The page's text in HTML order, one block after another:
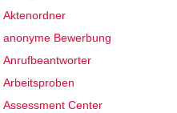
Aktenordner
anonyme Bewerbung
Anrufbeantworter
Arbeitsproben
Assessment Center